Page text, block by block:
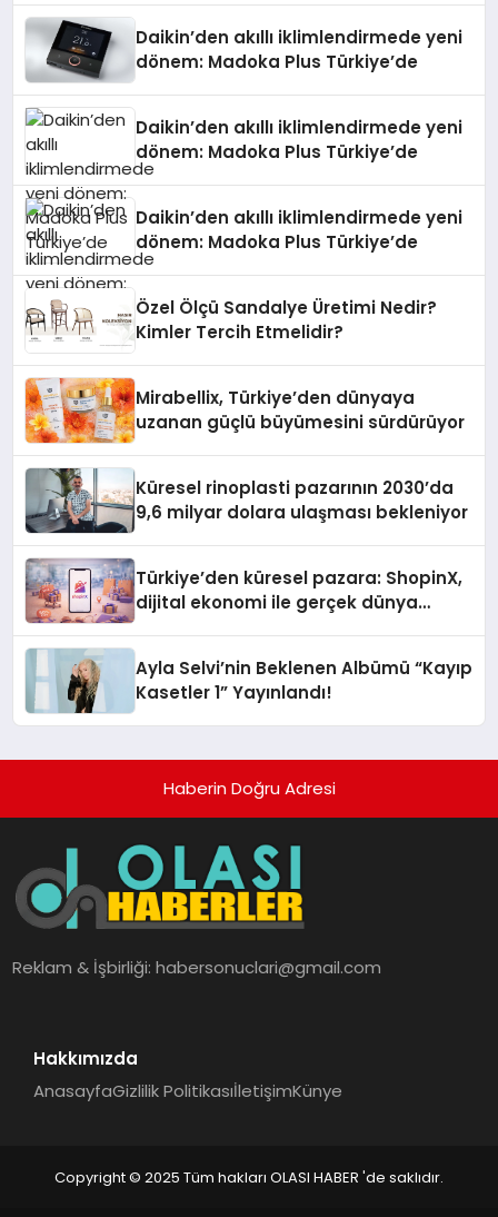
Daikin’den akıllı iklimlendirmede yeni
dönem: Madoka Plus Türkiye’de
Daikin’den akıllı iklimlendirmede yeni
dönem: Madoka Plus Türkiye’de
Daikin’den akıllı iklimlendirmede yeni
dönem: Madoka Plus Türkiye’de
Özel Ölçü Sandalye Üretimi Nedir?
Kimler Tercih Etmelidir?
Mirabellix, Türkiye’den dünyaya
uzanan güçlü büyümesini sürdürüyor
Küresel rinoplasti pazarının 2030’da
9,6 milyar dolara ulaşması bekleniyor
Türkiye’den küresel pazara: ShopinX,
dijital ekonomi ile gerçek dünya
Ayla Selvi’nin Beklenen Albümü “Kayıp
Kasetler 1” Yayınlandı!
Haberin Doğru Adresi
Reklam & İşbirliği:habersonuclari@gmail.com
Hakkımızda
AnasayfaGizlilik PolitikasıİletişimKünye
Copyright © 2025 Tüm hakları OLASI HABER 'de saklıdır.